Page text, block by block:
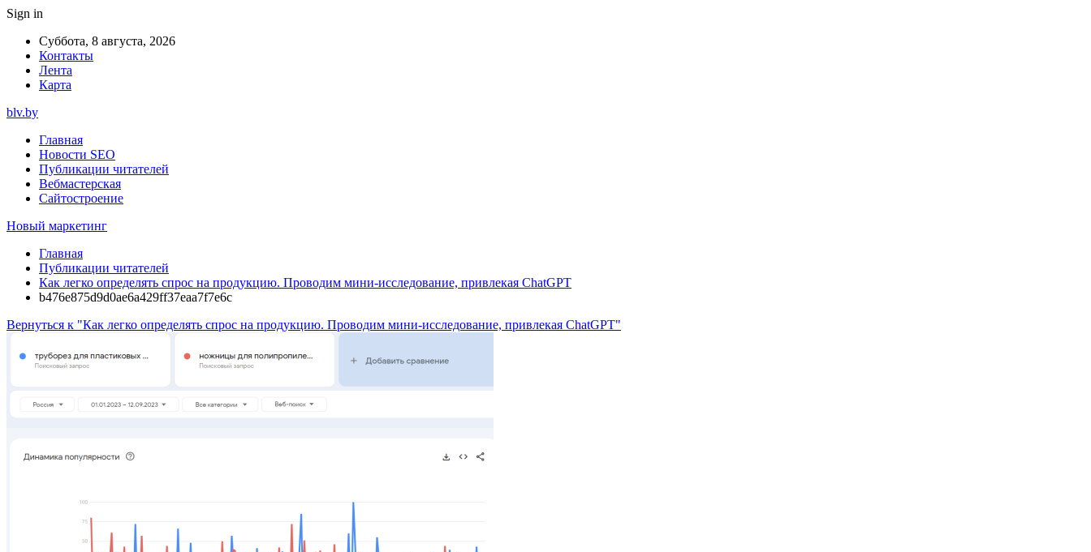
Sign in
Суббота, 8 августа, 2026
Контакты
Лента
Карта
blv.by
Главная
Новости SEO
Публикации читателей
Вебмастерская
Сайтостроение
Новый маркетинг
Главная
Публикации читателей
Как легко определять спрос на продукцию. Проводим мини-исследование, привлекая ChatGPT
b476e875d9d0ae6a429ff37eaa7f7e6c
Вернуться к "Как легко определять спрос на продукцию. Проводим мини-исследование, привлекая ChatGPT"